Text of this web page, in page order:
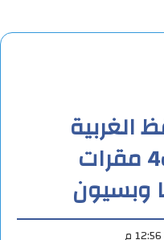
الغربية
لتفقد التجهيزات ب4 مقرات
وبسيون